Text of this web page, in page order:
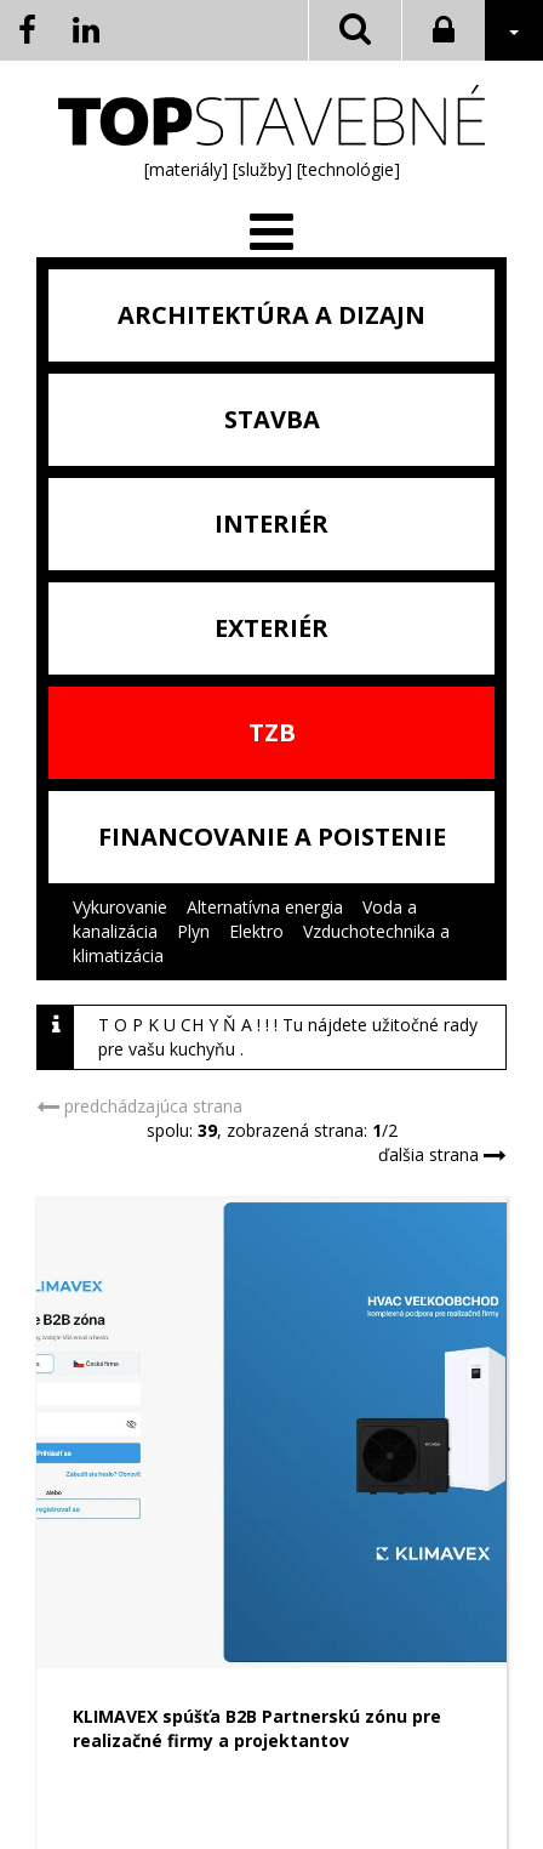
[materiály] [služby] [technológie]
ARCHITEKTÚRA A DIZAJN
STAVBA
INTERIÉR
EXTERIÉR
TZB
FINANCOVANIE A POISTENIE
Vykurovanie Alternatívna energia
Voda a
kanalizácia
Plyn Elektro
Vzduchotechnika a
klimatizácia
T O P K U CH Y Ň A ! ! ! Tu nájdete užitočné rady
pre vašu kuchyňu .
predchádzajúca strana
spolu: 39, zobrazená strana: 1/2
ďalšia strana
KLIMAVEX spúšťa B2B Partnerskú zónu pre
realizačné firmy a projektantov